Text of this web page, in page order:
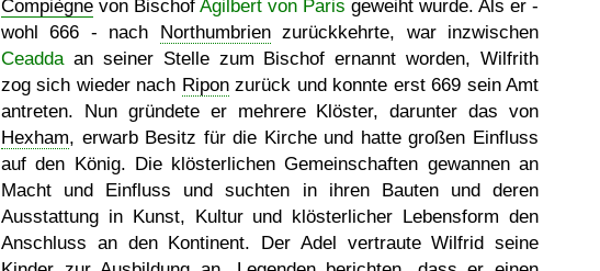
Compiègne von Bischof Agilbert von Paris geweiht wurde. Als er -
wohl 666 - nach Northumbrienzurückkehrte, war inzwischen
Ceaddaan seiner Stelle zum Bischof ernannt worden, Wilfrith
zog sich wieder nach Riponzurück und konnte erst 669 sein Amt
antreten. Nun gründete er mehrere Klöster, darunter das von
Hexham, erwarb Besitz für die Kirche und hatte großen Einfluss
auf den König. Die klösterlichen Gemeinschaften gewannen an
Macht und Einfluss und suchten in ihren Bauten und deren
Ausstattung in Kunst, Kultur und klösterlicher Lebensform den
Anschluss an den Kontinent. Der Adel vertraute Wilfrid seine